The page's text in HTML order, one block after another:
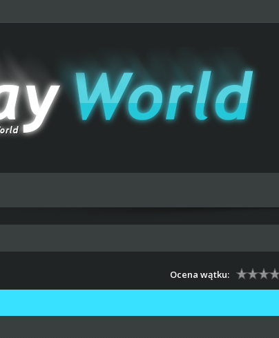
Ocena wątku: